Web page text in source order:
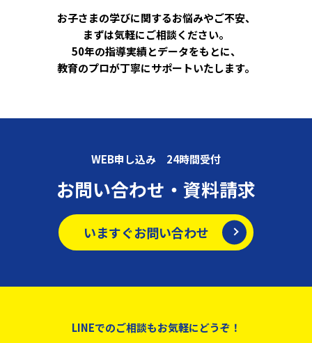
お子さまの学びに関するお悩みやご不安、
まずは気軽にご相談ください。
50年の指導実績とデータをもとに、
教育のプロが丁寧にサポートいたします。
WEB申し込み 24時間受付
お問い合わせ・資料請求
いますぐお問い合わせ
LINEでのご相談もお気軽にどうぞ！